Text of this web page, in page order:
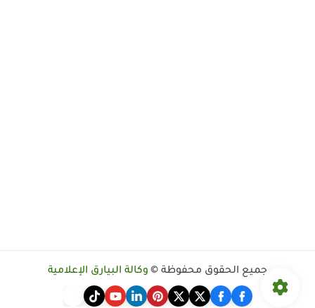
جميع الحقوق محفوظة © وكالة البيارق الإعلامية